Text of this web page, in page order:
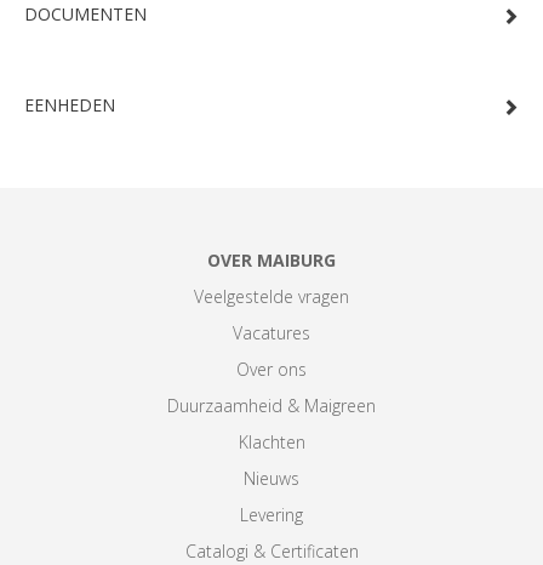
DOCUMENTEN
EENHEDEN
OVER MAIBURG
Veelgestelde vragen
Vacatures
Over ons
Duurzaamheid & Maigreen
Klachten
Nieuws
Levering
Catalogi & Certificaten